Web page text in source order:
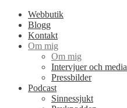
Webbutik
Blogg
Kontakt
Om mig
Om mig
Intervjuer och media
Pressbilder
Podcast
Sinnessjukt